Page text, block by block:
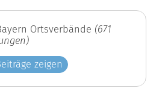
Ortsverbände (671
zeigen